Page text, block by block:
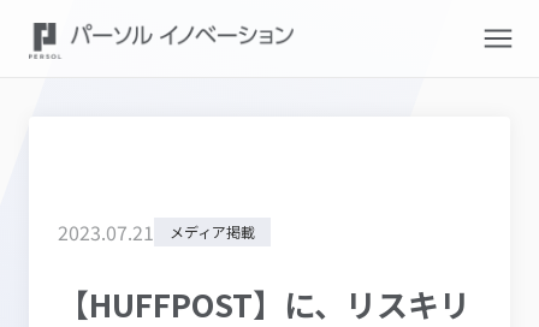
2023.07.21 メディア掲載
【HUFFPOST】に、リスキリ